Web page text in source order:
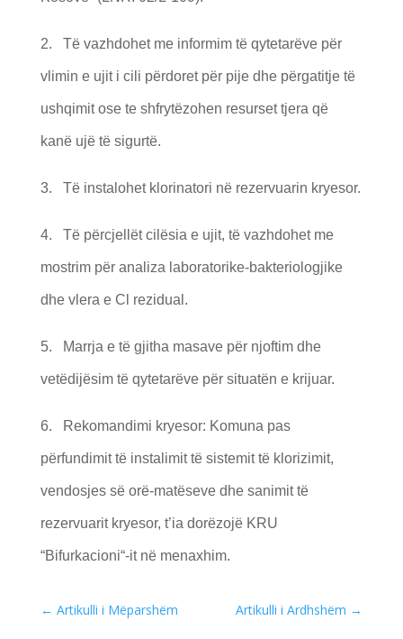
2. Të vazhdohet me informim të qytetarëve për
vlimin e ujit i cili përdoret për pije dhe përgatitje të
ushqimit ose te shfrytëzohen resurset tjera që
kanë ujë të sigurtë.
3. Të instalohet klorinatori në rezervuarin kryesor.
4. Të përcjellët cilësia e ujit, të vazhdohet me
mostrim për analiza laboratorike-bakteriologjike
dhe vlera e Cl rezidual.
5. Marrja e të gjitha masave për njoftim dhe
vetëdijësim të qytetarëve për situatën e krijuar.
6. Rekomandimi kryesor: Komuna pas
përfundimit të instalimit të sistemit të klorizimit,
vendosjes së orë-matëseve dhe sanimit të
rezervuarit kryesor, t’ia dorëzojë KRU
“Bifurkacioni“-it në menaxhim.
← Artikulli i Mëparshëm Artikulli i Ardhshëm →